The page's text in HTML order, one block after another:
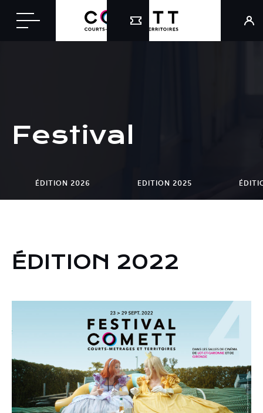
Festival
ÉDITION 2026 EDITION 2025
ÉDITION 2022